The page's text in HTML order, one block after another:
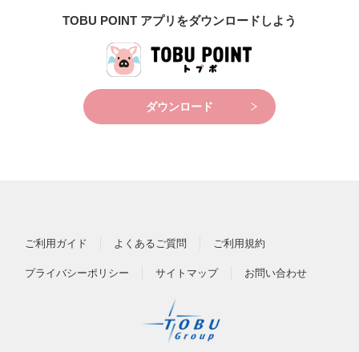
TOBU POINT アプリをダウンロードしよう
ダウンロード
ご利用ガイド よくあるご質問 ご利用規約
プライバシーポリシー サイトマップ お問い合わせ